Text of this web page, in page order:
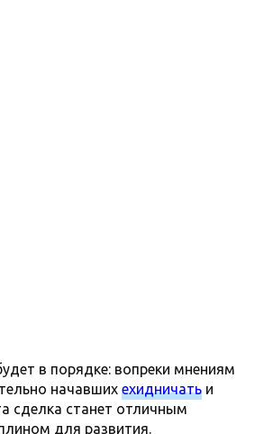
в порядке: вопреки мнениям
начавших ехидничать и
сделка станет отличным
для развития.